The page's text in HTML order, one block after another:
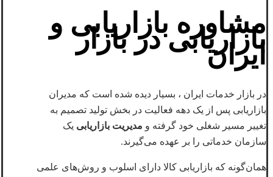
مشاوره بازاریابی و
بازاریابی در بازار
ایران
در بازار خدمات ایران ، بسیار دیده‌ شده است که مدیران
بازاریابی پس از یک دهه فعالیت در بخش تولید تصمیم به
تغییر مسیر شغلی خود گرفته و مدیریت بازاریابی یک
سازمان خدماتی را بر عهده می‌گیرند.
همان‌گونه که بازاریابی کالا دارای اسلوب و روش‌های علمی